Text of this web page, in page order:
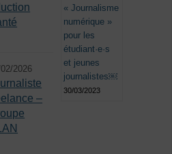
2026
–
« Journalisme
numérique »
pour les
étudiant·e·s
et jeunes
journalistes￼
30/03/2023